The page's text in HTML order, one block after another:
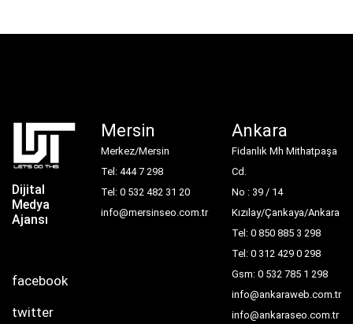
Dijital
Medya
Ajansı
facebook
twitter
Mersin
Merkez/Mersin
Tel: 444 7 298
Tel: 0 532 482 31 20
info@mersinseo.com.tr
Ankara
Fidanlık Mh Mithatpaşa
Cd.
No : 39 / 14
Kızılay/Çankaya/Ankara
Tel: 0 850 885 3 298
Tel: 0 312 429 0 298
Gsm: 0 532 785 1 298
info@ankaraweb.com.tr
info@ankaraseo.com.tr